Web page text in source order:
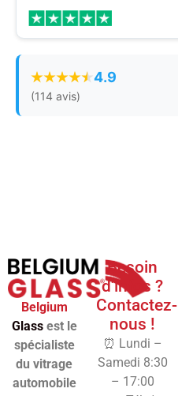
4.9
(114 avis)
Belgium
Glassest le
spécialiste
du vitrage
automobile
Besoin
d'infos ?
Contactez-
nous !
⏰ Lundi –
Samedi 8:30
– 17:00